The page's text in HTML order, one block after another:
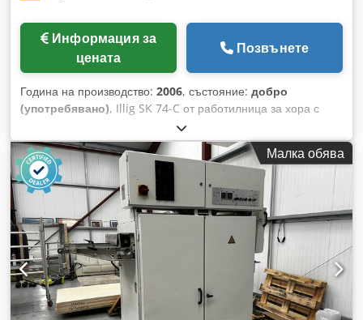
Информация за
цената
Позвънете
Година на производство: 2006, състояние: добро
(употребявано), Illig SK 74-C от работилница за хора с
увреждания Година на производство: 2006 Сериен номер:
426-0172 Codpfx Amjr Nv E Nebjha +2 палета с около 38
ролки фолио Размери (мм): приблизително
2200x1600x1600
Малка обява